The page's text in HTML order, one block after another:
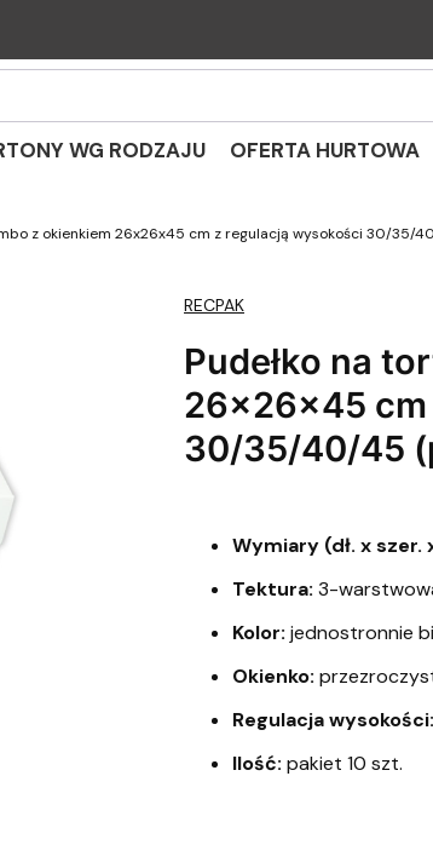
WG RODZAJU OFERTA HURTOWA
z okienkiem 26x26x45 cm z regulacją wysokości 30/35/
RECPAK
Pudełko na
26x26x45 cm
30/35/40/45
Wymiary (dł. x szer.
Tektura: 3-
Kolor: jednostronnie
Okienko:
Regulacja wysokości:
Ilość: pakiet 10 szt.